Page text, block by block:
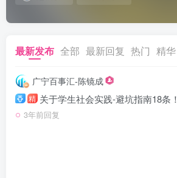
最新发布 全部 最新回复 热门 精华
广宁百事汇-陈镜成
精 关于学生社会实践-避坑指南18条！
3年前回复